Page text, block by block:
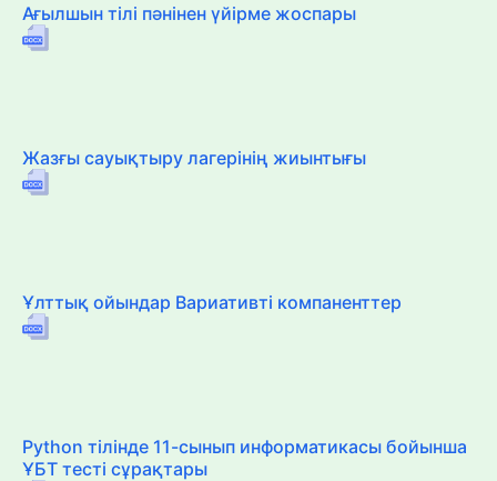
Ағылшын тілі пәнінен үйірме жоспары
Жазғы сауықтыру лагерінің жиынтығы
Ұлттық ойындар Вариативті компаненттер
Python тілінде 11-сынып информатикасы бойынша
ҰБТ тесті сұрақтары